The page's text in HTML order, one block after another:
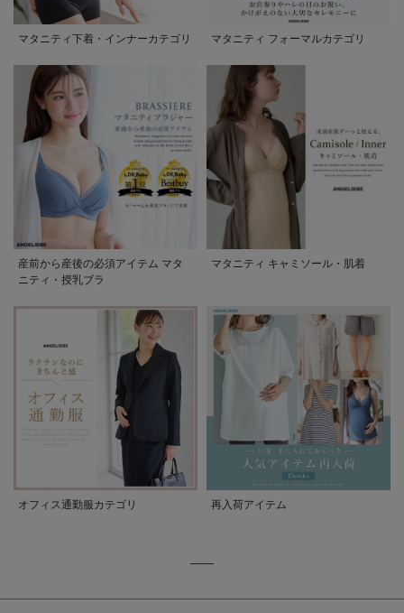
マタニティ下着・インナーカテゴリ マタニティ フォーマルカテゴリ
産前から産後の必須アイテム マタ
ニティ・授乳ブラ
マタニティ キャミソール・肌着
オフィス通勤服カテゴリ 再入荷アイテム